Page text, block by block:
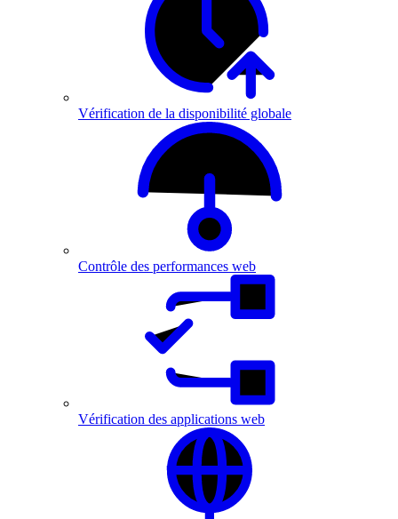
Vérification de la disponibilité globale
Contrôle des performances web
Vérification des applications web